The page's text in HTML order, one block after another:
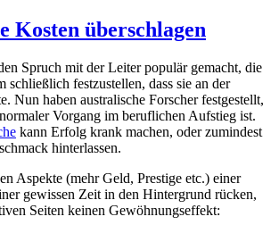
Kosten überschlagen
Spruch mit der Leiter populär gemacht, die
schließlich festzustellen, dass sie an der
Nun haben australische Forscher festgestellt,
Vorgang im beruflichen Aufstieg ist.
kann Erfolg krank machen, oder zumindest
hinterlassen.
Aspekte (mehr Geld, Prestige etc.) einer
gewissen Zeit in den Hintergrund rücken,
Seiten keinen Gewöhnungseffekt: